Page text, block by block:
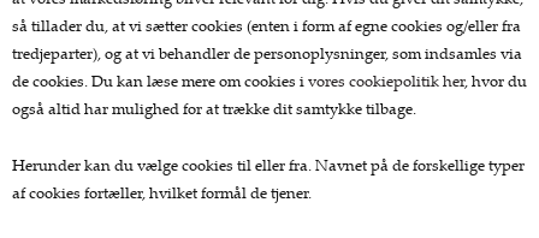
så tillader du, at vi sætter cookies (enten i form af egne cookies og/eller fra
tredjeparter), og at vi behandler de personoplysninger, som indsamles via
de cookies. Du kan læse mere om cookies i vores cookiepolitik her, hvor du
også altid har mulighed for at trække dit samtykke tilbage.
Herunder kan du vælge cookies til eller fra. Navnet på de forskellige typer
af cookies fortæller, hvilket formål de tjener.
Lækkerier
Gaver
Kurv
Bestil